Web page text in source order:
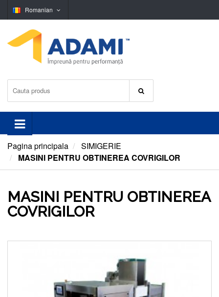
Romanian
Pagina principala
SIMIGERIE
MASINI PENTRU OBTINEREA COVRIGILOR
MASINI PENTRU OBTINEREA
COVRIGILOR